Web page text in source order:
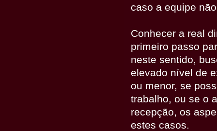
caso a equipe
Conhecer a real
primeiro passo
neste sentido,
elevado nível de
ou menor, se
trabalho, ou se o
recepção, os
estes casos.